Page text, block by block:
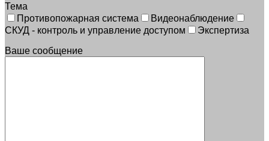
Тема
Противопожарная система
Видеонаблюдение
СКУД - контроль и управление доступом
Экспертиза
Ваше сообщение